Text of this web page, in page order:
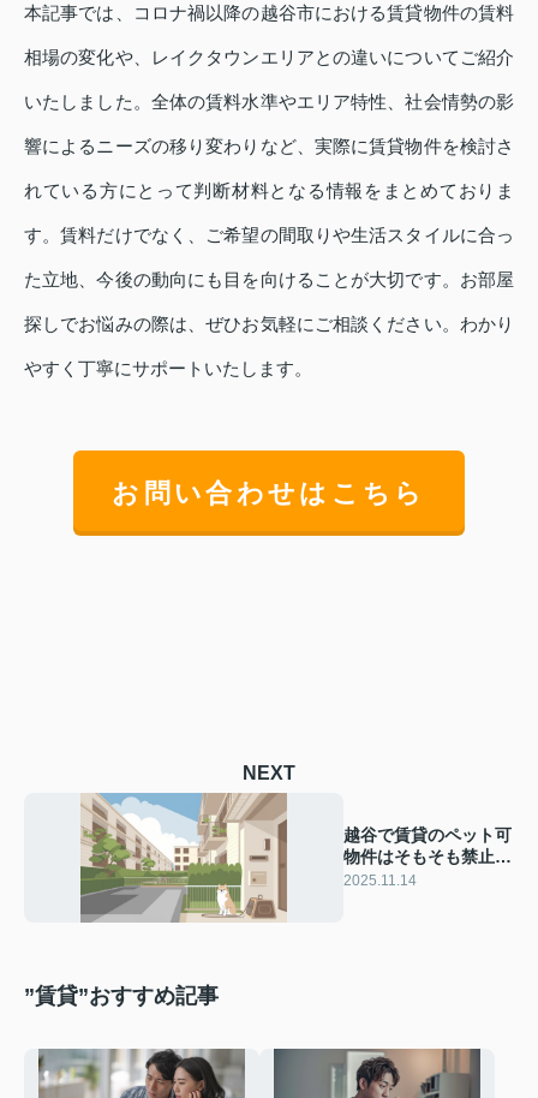
本記事では、コロナ禍以降の越谷市における賃貸物件の賃料
相場の変化や、レイクタウンエリアとの違いについてご紹介
いたしました。全体の賃料水準やエリア特性、社会情勢の影
響によるニーズの移り変わりなど、実際に賃貸物件を検討さ
れている方にとって判断材料となる情報をまとめておりま
す。賃料だけでなく、ご希望の間取りや生活スタイルに合っ
た立地、今後の動向にも目を向けることが大切です。お部屋
探しでお悩みの際は、ぜひお気軽にご相談ください。わかり
やすく丁寧にサポートいたします。
お問い合わせはこちら
NEXT
越谷で賃貸のペット可
物件はそもそも禁止？
ネットで探しにくい理
2025.11.14
”賃貸”おすすめ記事